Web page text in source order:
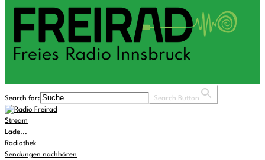
Search for: Search Button
Stream
Lade...
Radiothek
Sendungen nachhören